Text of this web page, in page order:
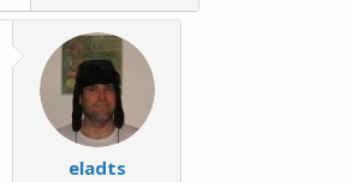
eladts